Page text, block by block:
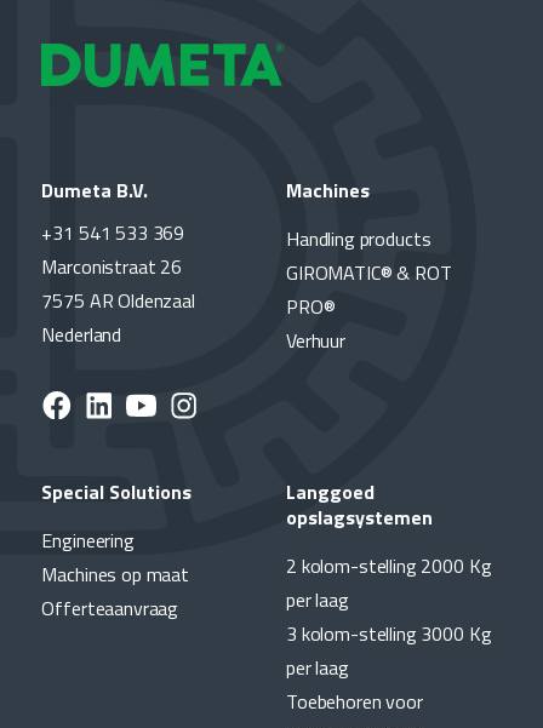
Dumeta B.V.
+31 541 533 369
Marconistraat 26
7575 AR Oldenzaal
Nederland
Machines
Handling products
GIROMATIC® & ROT
PRO®
Verhuur
Special Solutions
Engineering
Machines op maat
Offerteaanvraag
Langgoed
opslagsystemen
2 kolom-stelling 2000 Kg
per laag
3 kolom-stelling 3000 Kg
per laag
Toebehoren voor